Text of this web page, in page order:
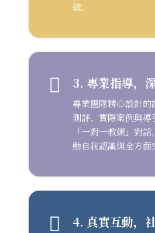
破。
3. 專業指導，
專業團隊精心設計的
測評、實際案例與導
「一對一教練」對
動自我認識與全方面
4. 真實互動，